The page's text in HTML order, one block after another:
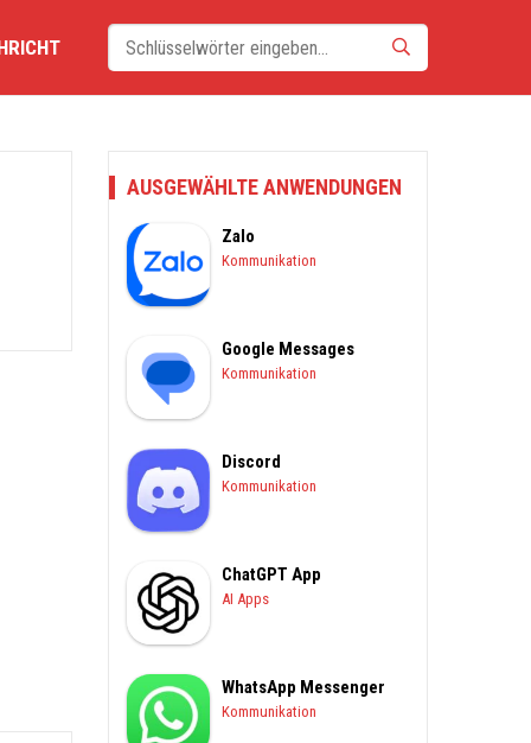
AUSGEWÄHLTE ANWENDUNGEN
Zalo
Kommunikation
Google Messages
Kommunikation
Discord
Kommunikation
ChatGPT App
AI Apps
WhatsApp Messenger
Kommunikation